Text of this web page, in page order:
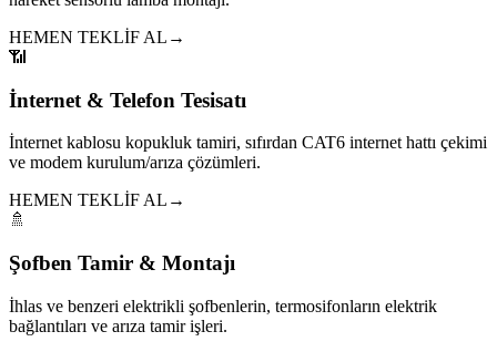
HEMEN TEKLİF AL →
📶
İnternet & Telefon Tesisatı
İnternet kablosu kopukluk tamiri, sıfırdan CAT6 internet hattı çekimi
ve modem kurulum/arıza çözümleri.
HEMEN TEKLİF AL →
🚿
Şofben Tamir & Montajı
İhlas ve benzeri elektrikli şofbenlerin, termosifonların elektrik
bağlantıları ve arıza tamir işleri.